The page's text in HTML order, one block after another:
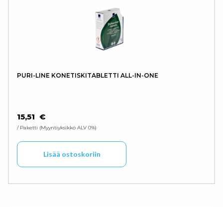
PURI-LINE KONETISKITABLETTI ALL-IN-ONE
15,51 €
/ Paketti Myyntiyksikkö ALV 0%
Lisää ostoskoriin